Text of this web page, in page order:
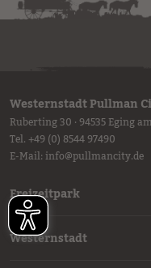
Westernstadt Pullman
Ruberting 30 · 94535 Eging
Tel. +49 (0) 8544 97490
E-Mail:info@pullmancity.de
Freizeitpark
Westernstadt